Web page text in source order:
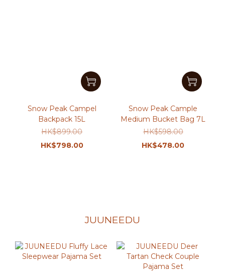
Snow Peak Campel
Backpack 15L
HK$899.00
HK$798.00
Snow Peak Cample
Medium Bucket Bag 7L
HK$598.00
HK$478.00
JUUNEEDU